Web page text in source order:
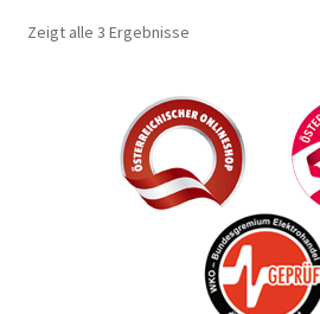
Zeigt alle 3 Ergebnisse